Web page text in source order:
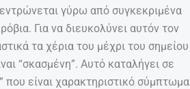
γύρω από συγκεκριμένα
Για να διευκολύνει αυτόν τον
τα χέρια του μέχρι του σημείου
“σκασμένη”. Αυτό καταλήγει σε
που είναι χαρακτηριστικό σύμπτωμα